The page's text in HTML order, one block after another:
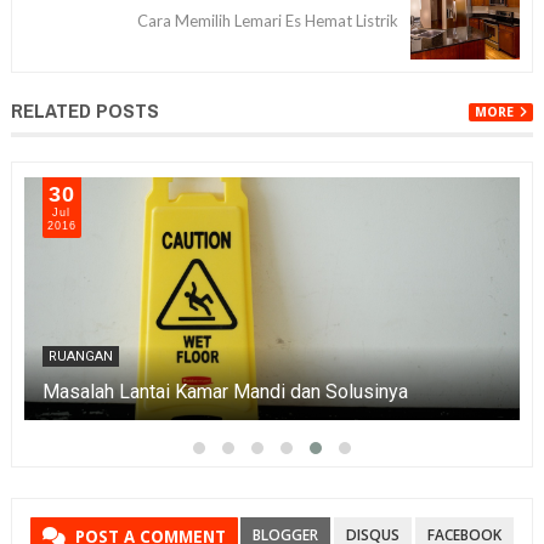
Cara Memilih Lemari Es Hemat Listrik
RELATED POSTS MORE
31
Jul
2016
RUANGAN
Masalah pada Kloset dan Solusinya
POST A COMMENT BLOGGER DISQUS FACEBOOK